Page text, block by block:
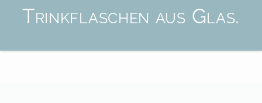
Trinkflaschen aus Glas.